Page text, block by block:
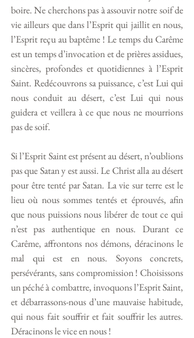
boire. Ne cherchons pas à assouvir notre soif de
vie ailleurs que dans l’Esprit qui jaillit en nous,
l’Esprit reçu au baptême ! Le temps du Carême
est un temps d’invocation et de prières assidues,
sincères, profondes et quotidiennes à l’Esprit
Saint. Redécouvrons sa puissance, c’est Lui qui
nous conduit au désert, c’est Lui qui nous
guidera et veillera à ce que nous ne mourrions
pas de soif.
Si l’Esprit Saint est présent au désert, n’oublions
pas que Satan y est aussi. Le Christ alla au désert
pour être tenté par Satan. La vie sur terre est le
lieu où nous sommes tentés et éprouvés, afin
que nous puissions nous libérer de tout ce qui
n’est pas authentique en nous. Durant ce
Carême, affrontons nos démons, déracinons le
mal qui est en nous. Soyons concrets,
persévérants, sans compromission ! Choisissons
un péché à combattre, invoquons l’Esprit Saint,
et débarrassons-nous d’une mauvaise habitude,
qui nous fait souffrir et fait souffrir les autres.
Déracinons le vice en nous !